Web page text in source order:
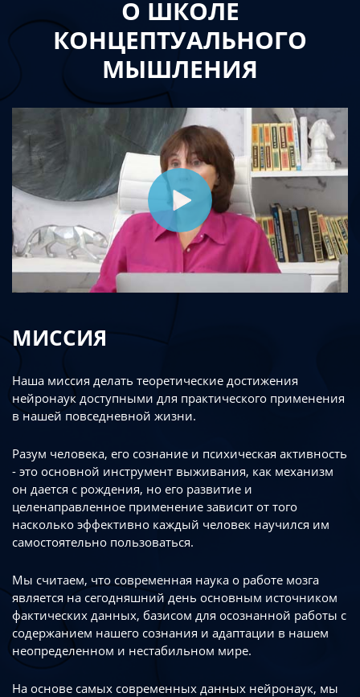
О ШКОЛЕ
КОНЦЕПТУАЛЬНОГО
МЫШЛЕНИЯ
МИССИЯ
Наша миссия делать теоретические достижения
нейронаук доступными для практического применения
в нашей повседневной жизни.
Разум человека, его сознание и психическая активность
- это основной инструмент выживания, как механизм
он дается с рождения, но его развитие и
целенаправленное применение зависит от того
насколько эффективно каждый человек научился им
самостоятельно пользоваться.
Мы считаем, что современная наука о работе мозга
является на сегодняшний день основным источником
фактических данных, базисом для осознанной работы с
содержанием нашего сознания и адаптации в нашем
неопределенном и нестабильном мире.
На основе самых современных данных нейронаук, мы